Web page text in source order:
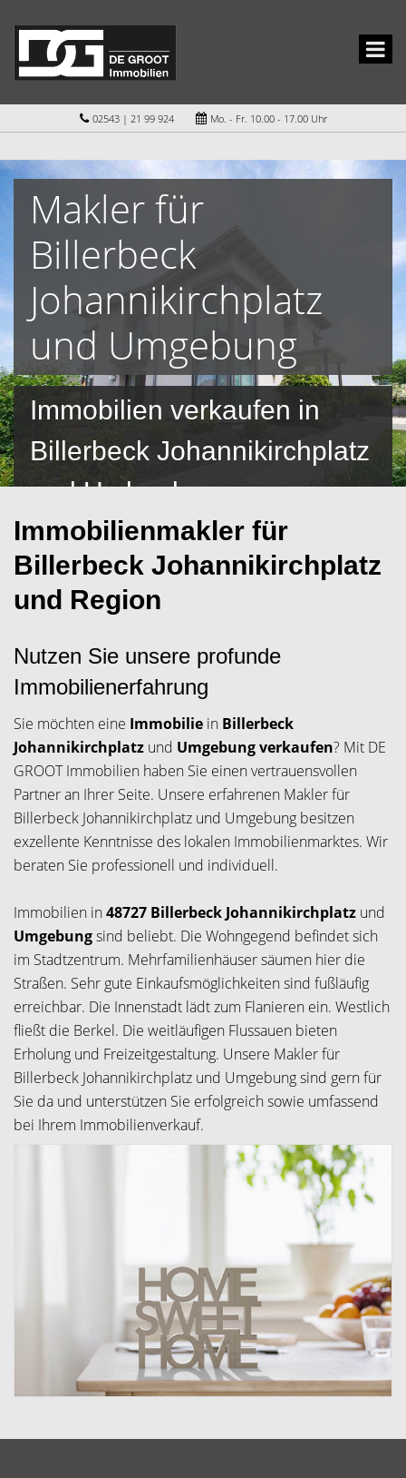
02543 | 21 99 924 Mo. - Fr. 10.00 - 17.00 Uhr
Makler für
Billerbeck
Johannikirchplatz
und Umgebung
Immobilien verkaufen in
Billerbeck Johannikirchplatz
und Umland
Immobilienmakler für
Billerbeck Johannikirchplatz
und Region
Nutzen Sie unsere profunde
Immobilienerfahrung
Sie möchten eine Immobilie in Billerbeck
Johannikirchplatz und Umgebung verkaufen? Mit DE
GROOT Immobilien haben Sie einen vertrauensvollen
Partner an Ihrer Seite. Unsere erfahrenen Makler für
Billerbeck Johannikirchplatz und Umgebung besitzen
exzellente Kenntnisse des lokalen Immobilienmarktes. Wir
beraten Sie professionell und individuell.
Immobilien in48727 Billerbeck Johannikirchplatz und
Umgebungsind beliebt. Die Wohngegend befindet sich
im Stadtzentrum. Mehrfamilienhäuser säumen hier die
Straßen. Sehr gute Einkaufsmöglichkeiten sind fußläufig
erreichbar. Die Innenstadt lädt zum Flanieren ein. Westlich
fließt die Berkel. Die weitläufigen Flussauen bieten
Erholung und Freizeitgestaltung. Unsere Makler für
Billerbeck Johannikirchplatz und Umgebung sind gern für
Sie da und unterstützen Sie erfolgreich sowie umfassend
bei Ihrem Immobilienverkauf.